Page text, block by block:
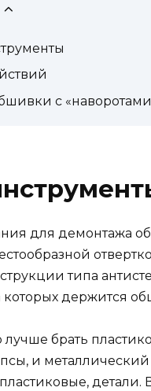
с
для демонтажа
типа
которых держится
брать
и металлический
детали.